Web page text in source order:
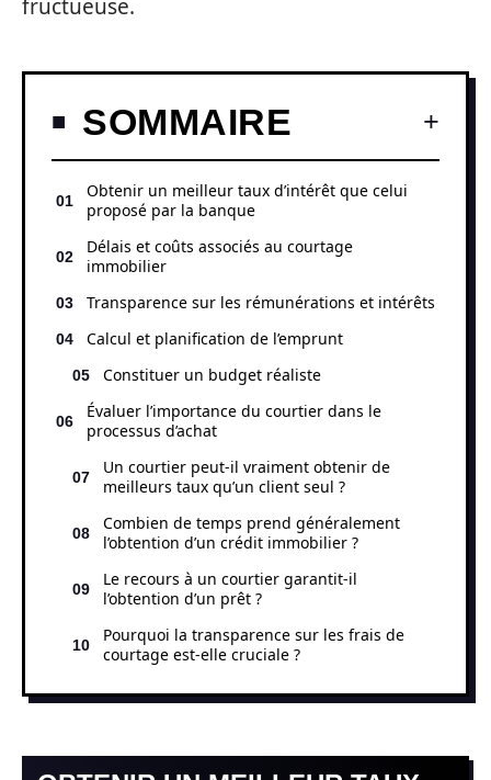
fructueuse.
SOMMAIRE
Obtenir un meilleur taux d’intérêt que celui
proposé par la banque
Délais et coûts associés au courtage
immobilier
Transparence sur les rémunérations et intérêts
Calcul et planification de l’emprunt
Constituer un budget réaliste
Évaluer l’importance du courtier dans le
processus d’achat
Un courtier peut-il vraiment obtenir de
meilleurs taux qu’un client seul ?
Combien de temps prend généralement
l’obtention d’un crédit immobilier ?
Le recours à un courtier garantit-il
l’obtention d’un prêt ?
Pourquoi la transparence sur les frais de
courtage est-elle cruciale ?